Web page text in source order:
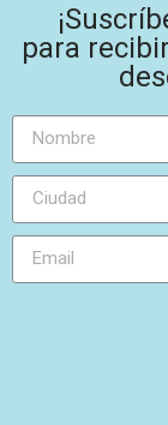
para